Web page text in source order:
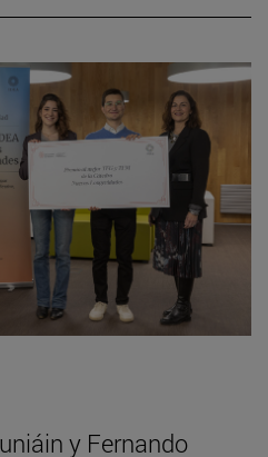
y Fernando